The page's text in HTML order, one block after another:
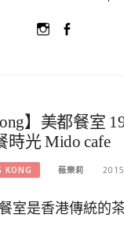
選
】美都餐室
光 Mido cafe
KONG 薇樂莉
室是香港傳統的